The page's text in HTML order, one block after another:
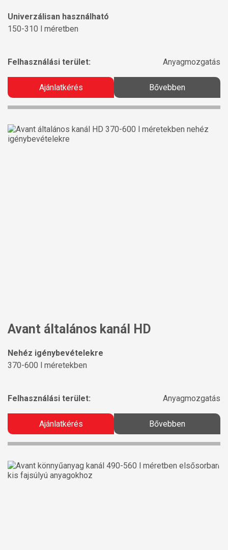
Univerzálisan használható
150-310 l méretben
Felhasználási terület: Anyagmozgatás
Ajánlatkérés Bővebben
Avant általános kanál HD
Nehéz igénybevételekre
370-600 l méretekben
Felhasználási terület: Anyagmozgatás
Ajánlatkérés Bővebben